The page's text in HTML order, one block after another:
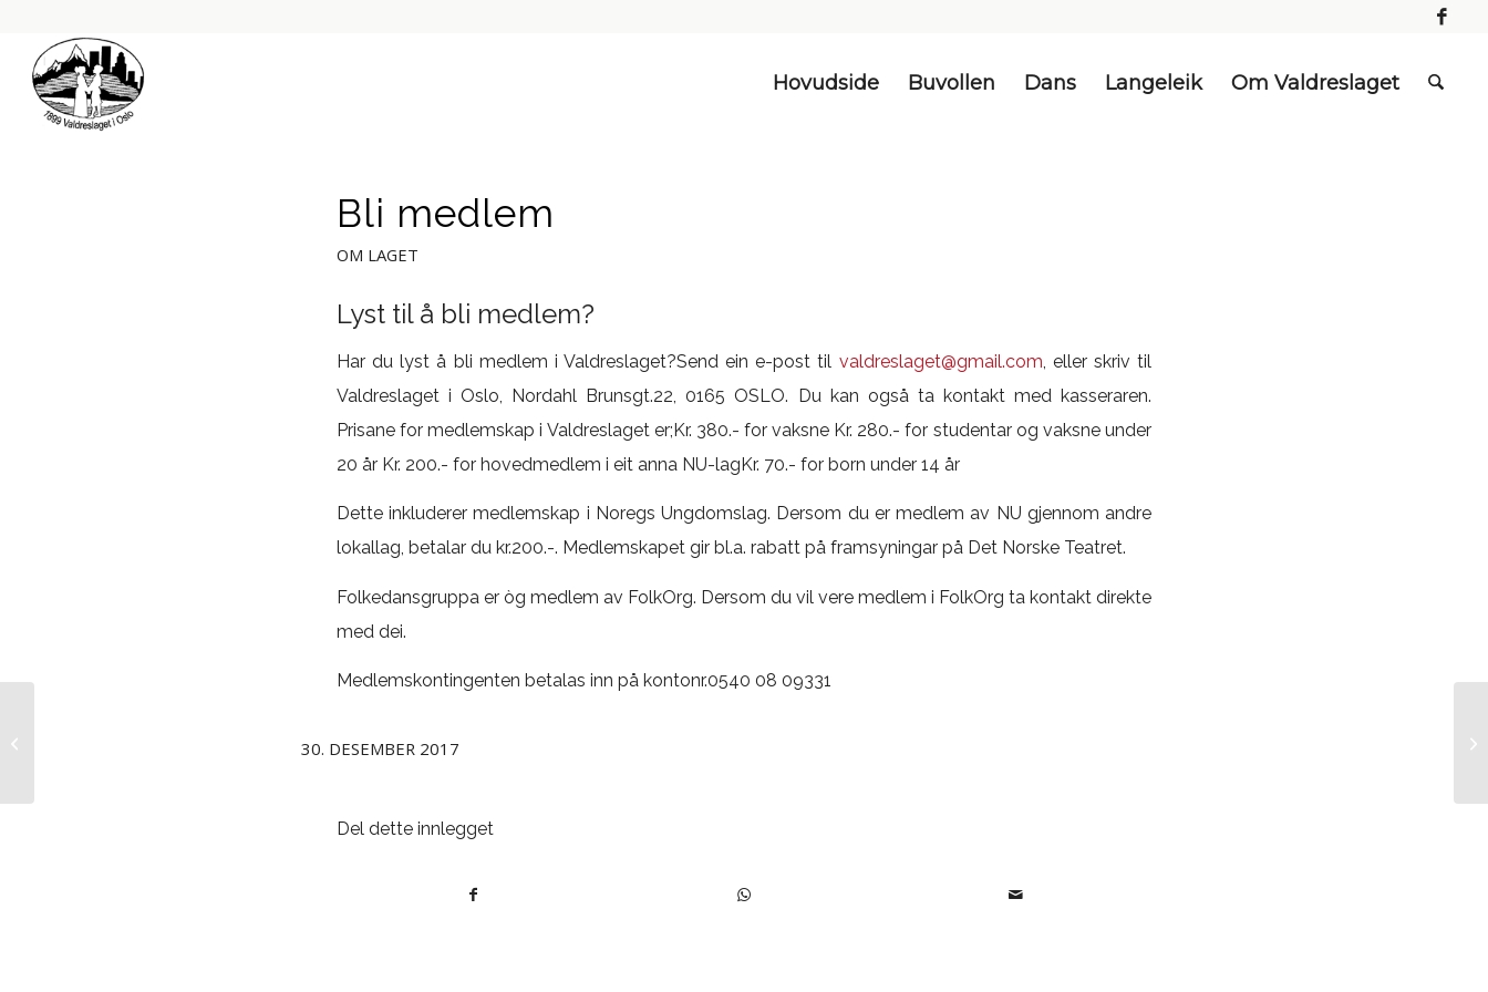
Hovudside Buvollen Dans Langeleik Om Valdreslaget
Bli medlem
OM LAGET
Lyst til å bli medlem?
Har du lyst å bli medlem i Valdreslaget?Send ein e-post til valdreslaget@gmail.com , eller skriv til
Valdreslaget i Oslo, Nordahl Brunsgt.22, 0165 OSLO. Du kan også ta kontakt med kasseraren.
Prisane for medlemskap i Valdreslaget er;Kr. 380.- for vaksne Kr. 280.- for studentar og vaksne under
20 år Kr. 200.- for hovedmedlem i eit anna NU-lagKr. 70.- for born under 14 år
Dette inkluderer medlemskap i Noregs Ungdomslag. Dersom du er medlem av NU gjennom andre
lokallag, betalar du kr.200.-. Medlemskapet gir bl.a. rabatt på framsyningar på Det Norske Teatret.
Folkedansgruppa er òg medlem av FolkOrg. Dersom du vil vere medlem i FolkOrg ta kontakt direkte
med dei.
Medlemskontingenten betalas inn på kontonr.0540 08 09331
30. DESEMBER 2017
Del dette innlegget